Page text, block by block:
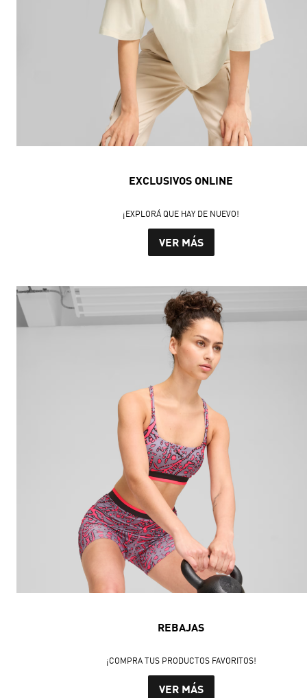
EXCLUSIVOS ONLINE
¡EXPLORÁ QUE HAY DE NUEVO!
VER MÁS
REBAJAS
¡COMPRA TUS PRODUCTOS FAVORITOS!
VER MÁS